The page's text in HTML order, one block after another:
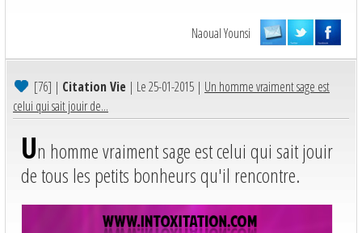
Naoual Younsi
[76] | Citation Vie | Le 25-01-2015 | Un homme vraiment sage est
celui qui sait jouir de...
Un homme vraiment sage est celui qui sait jouir
de tous les petits bonheurs qu'il rencontre.